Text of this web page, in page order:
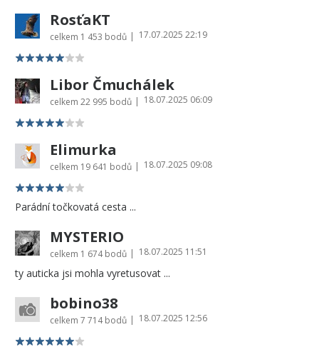
RosťaKT
celkem 1 453 bodů | 17.07.2025 22:19
Libor Čmuchálek
celkem 22 995 bodů | 18.07.2025 06:09
Elimurka
celkem 19 641 bodů | 18.07.2025 09:08
Parádní točkovatá cesta ...
MYSTERIO
celkem 1 674 bodů | 18.07.2025 11:51
ty auticka jsi mohla vyretusovat ...
bobino38
celkem 7 714 bodů | 18.07.2025 12:56